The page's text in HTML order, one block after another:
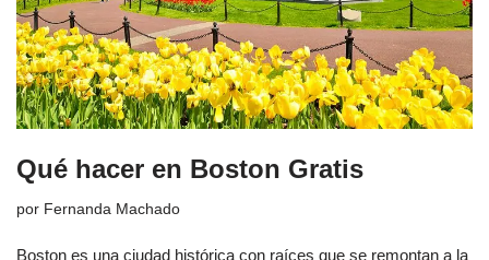
Qué hacer en Boston Gratis
por Fernanda Machado
Boston es una ciudad histórica con raíces que se remontan a la